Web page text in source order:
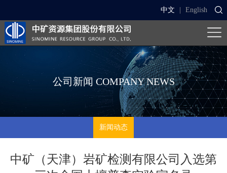
中文 English
公司新闻 COMPANY NEWS
新闻动态
中矿（天津）岩矿检测有限公司入选第